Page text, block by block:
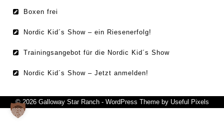
Boxen frei
Nordic Kid´s Show – ein Riesenerfolg!
Trainingsangebot für die Nordic Kid´s Show
Nordic Kid´s Show – Jetzt anmelden!
© 2026 Galloway Star Ranch - WordPress Theme by Useful Pixels